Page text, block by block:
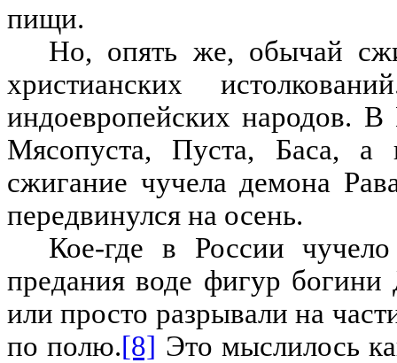
пищи.
Но, опять же, обычай
христианских
индоевропейских народов. В
Мясопуста, Пуста, Баса, а
сжигание чучела демона
передвинулся на осень.
Кое-где
в России
предания воде фигур
или просто разрывали на
по полю.[8] Это мыслилось